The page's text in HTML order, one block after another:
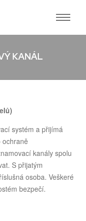
KANÁL
systém a přijímá
ochraně
kanály spolu
S přijatým
osoba. Veškeré
bezpečí.